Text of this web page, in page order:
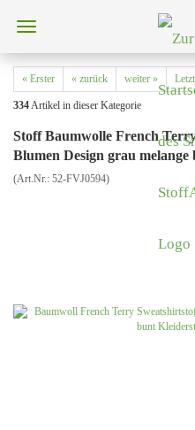
« Erster « zurück weiter »
334Artikel in dieser Kategorie
Stoff Baumwolle French
Blumen Design grau
(Art.Nr.: 52-FVJ0594)